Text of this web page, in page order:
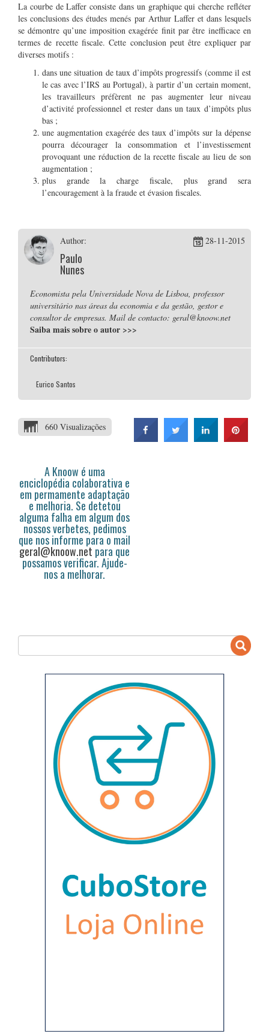
La courbe de Laffer consiste dans un graphique qui cherche refléter
les conclusions des études menés par Arthur Laffer et dans lesquels
se démontre qu’une imposition exagérée finit par être inefficace en
termes de recette fiscale. Cette conclusion peut être expliquer par
diverses motifs :
dans une situation de taux d’impôts progressifs (comme il est
le cas avec l’IRS au Portugal), à partir d’un certain moment,
les travailleurs préfèrent ne pas augmenter leur niveau
d’activité professionnel et rester dans un taux d’impôts plus
bas ;
une augmentation exagérée des taux d’impôts sur la dépense
pourra décourager la consommation et l’investissement
provoquant une réduction de la recette fiscale au lieu de son
augmentation ;
plus grande la charge fiscale, plus grand sera
l’encouragement à la fraude et évasion fiscales.
Author:
Paulo
Nunes
28-11-2015
Economista pela Universidade Nova de Lisboa, professor
universitário nas áreas da economia e da gestão, gestor e
consultor de empresas. Mail de contacto: geral@knoow.net
Saiba mais sobre o autor >>>
Contributors:
Eurico Santos
660 Visualizações
A Knoow é uma
enciclopédia colaborativa e
em permamente adaptação
e melhoria. Se detetou
alguma falha em algum dos
nossos verbetes, pedimos
que nos informe para o mail
geral@knoow.net para que
possamos verificar. Ajude-
nos a melhorar.